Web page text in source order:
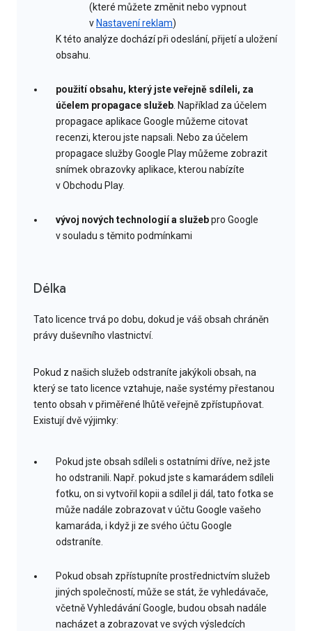
(které můžete změnit nebo vypnout
v Nastavení reklam)
K této analýze dochází při odeslání, přijetí a uložení
obsahu.
použití obsahu, který jste veřejně sdíleli, za
účelem propagace služeb. Například za účelem
propagace aplikace Google můžeme citovat
recenzi, kterou jste napsali. Nebo za účelem
propagace služby Google Play můžeme zobrazit
snímek obrazovky aplikace, kterou nabízíte
v Obchodu Play.
vývoj nových technologií a služebpro Google
v souladu s těmito podmínkami
Délka
Tato licence trvá po dobu, dokud je váš obsah chráněn
právy duševního vlastnictví.
Pokud z našich služeb odstraníte jakýkoli obsah, na
který se tato licence vztahuje, naše systémy přestanou
tento obsah v přiměřené lhůtě veřejně zpřístupňovat.
Existují dvě výjimky:
Pokud jste obsah sdíleli s ostatními dříve, než jste
ho odstranili. Např. pokud jste s kamarádem sdíleli
fotku, on si vytvořil kopii a sdílel ji dál, tato fotka se
může nadále zobrazovat v účtu Google vašeho
kamaráda, i když ji ze svého účtu Google
odstraníte.
Pokud obsah zpřístupníte prostřednictvím služeb
jiných společností, může se stát, že vyhledávače,
včetně Vyhledávání Google, budou obsah nadále
nacházet a zobrazovat ve svých výsledcích